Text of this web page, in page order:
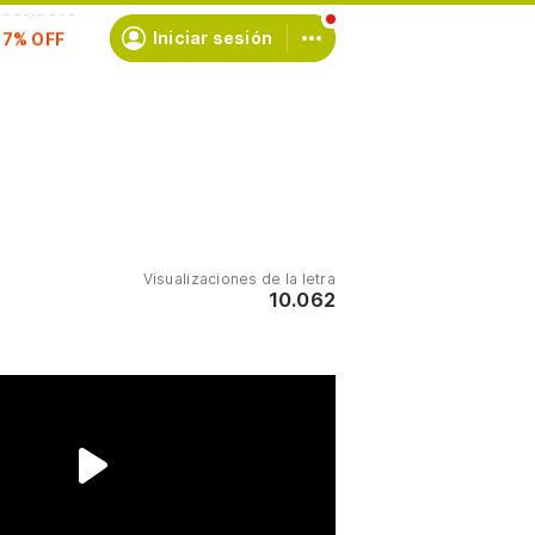
Iniciar sesión
Visualizaciones de la letra
10.062